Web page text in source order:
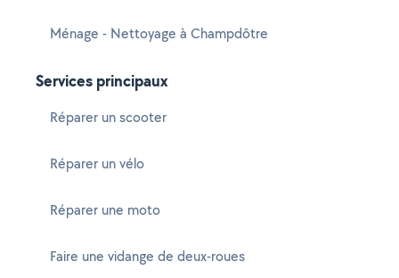
Ménage - Nettoyage à Champdôtre
Services principaux
Réparer un scooter
Réparer un vélo
Réparer une moto
Faire une vidange de deux-roues